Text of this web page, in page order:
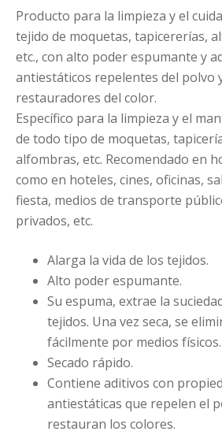
Producto para la limpieza y el
tejido de moquetas, tapicererías,
etc., con alto poder espumante y
antiestáticos repelentes del polvo
restauradores del color.
Específico para la limpieza y el
de todo tipo de moquetas,
alfombras, etc. Recomendado en
como en hoteles, cines, oficinas,
fiesta, medios de transporte
privados, etc.
Alarga la vida de los tejidos.
Alto poder espumante.
Su espuma, extrae la
tejidos. Una vez seca, se
fácilmente por medios físicos.
Secado rápido.
Contiene aditivos con
antiestáticas que repelen el
restauran los colores.